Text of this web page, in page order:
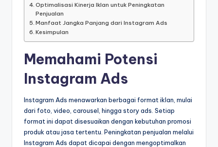
Optimalisasi Kinerja Iklan untuk Peningkatan
Penjualan
Manfaat Jangka Panjang dari Instagram Ads
Kesimpulan
Memahami Potensi
Instagram Ads
Instagram Ads menawarkan berbagai format iklan, mulai
dari foto, video, carousel, hingga story ads. Setiap
format ini dapat disesuaikan dengan kebutuhan promosi
produk atau jasa tertentu. Peningkatan penjualan melalui
Instagram Ads dapat dicapai dengan mengoptimalkan